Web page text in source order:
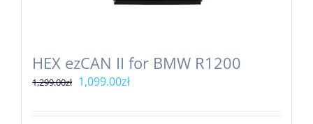
HEX ezCAN II for BMW R1200
1,299.00zł Pierwotna
1,099.00złAktualna